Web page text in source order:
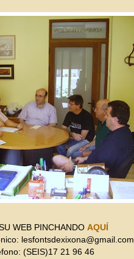
WEB PINCHANDO AQUÍ
lesfontsdexixona@gmail.com
(SEIS)17 21 96 46